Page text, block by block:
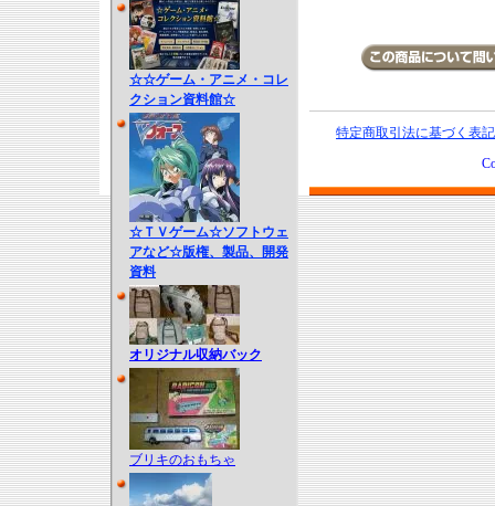
☆☆ゲーム・アニメ・コレ
クション資料館☆
☆ＴＶゲーム☆ソフトウェ
アなど☆版権、製品、開発
資料
オリジナル収納バック
ブリキのおもちゃ
特定商取引法に基づく表記